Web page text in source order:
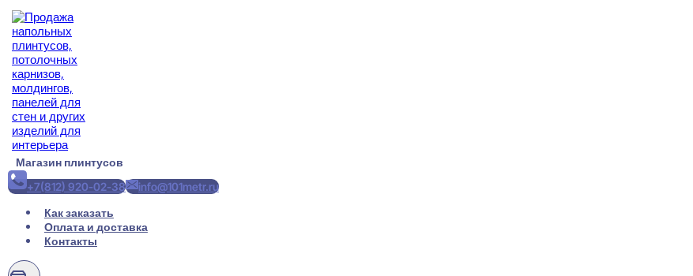
Перейти
содержимому
Магазин плинтусов
+7(812) 920-02-38
info@101metr.ru
Как заказать
Оплата и доставка
Контакты